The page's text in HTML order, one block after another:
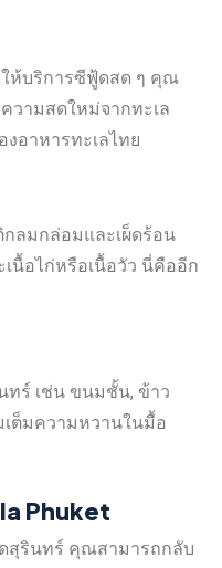
ห้บริการซีฟู้ดสด ๆ คุณ
วามสดใหม่จากทะเล
อาหารทะเลไทย
ลมกล่อมและเผ็ดร้อน
นื้อไก่หรือเนื้อวัว นี่คืออีก
ทร์ เช่น ขนมชั้น, ข้าว
เต็มความหวานในมื้อ
Phuket
สุรินทร์ คุณสามารถกลับ